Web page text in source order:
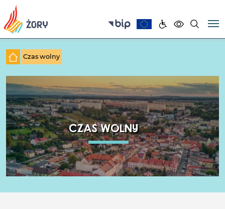
Czas wolny
CZAS WOLNY